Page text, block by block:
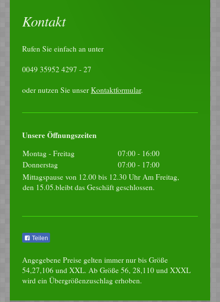
Kontakt
Rufen Sie einfach an unter
0049 35952 4297 - 27
oder nutzen Sie unser Kontaktformular.
Unsere Öffnungszeiten
Montag - Freitag 07:00 - 16:00
Donnerstag
07:00 - 17:00
Mittagspause von 12.00 bis 12.30 Uhr Am Freitag,
den 15.05.bleibt das Geschäft geschlossen.
Teilen
Angegebene Preise gelten immer nur bis Größe
54,27,106 und XXL. Ab Größe 56, 28,110 und XXXL
wird ein Übergrößenzuschlag erhoben.